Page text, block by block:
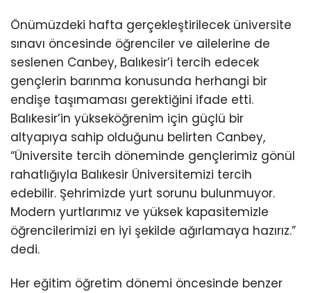
Önümüzdeki hafta gerçekleştirilecek üniversite
sınavı öncesinde öğrenciler ve ailelerine de
seslenen Canbey, Balıkesir’i tercih edecek
gençlerin barınma konusunda herhangi bir
endişe taşımaması gerektiğini ifade etti.
Balıkesir’in yükseköğrenim için güçlü bir
altyapıya sahip olduğunu belirten Canbey,
“Üniversite tercih döneminde gençlerimiz gönül
rahatlığıyla Balıkesir Üniversitemizi tercih
edebilir. Şehrimizde yurt sorunu bulunmuyor.
Modern yurtlarımız ve yüksek kapasitemizle
öğrencilerimizi en iyi şekilde ağırlamaya hazırız.”
dedi.
Her eğitim öğretim dönemi öncesinde benzer